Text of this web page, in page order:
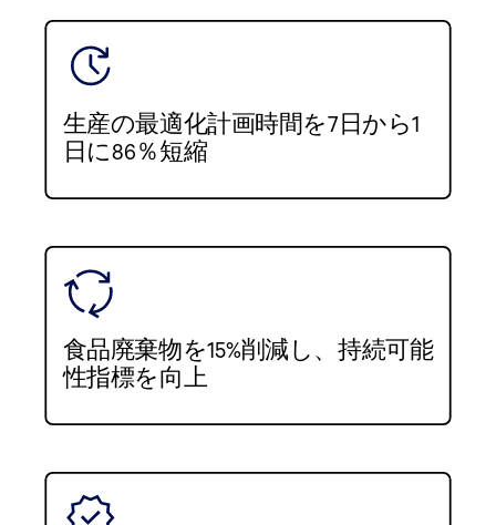
生産の最適化計画時間を7日から1
日に86％短縮
食品廃棄物を15%削減し、持続可能
性指標を向上